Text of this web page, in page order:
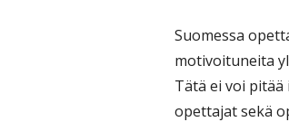
Suomessa
motivoituneita
Tätä ei voi
opettajat sekä